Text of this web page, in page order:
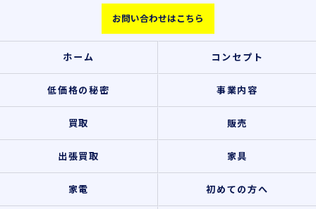
お問い合わせはこちら
ホーム コンセプト
低価格の秘密 事業内容
買取 販売
出張買取 家具
家電 初めての方へ